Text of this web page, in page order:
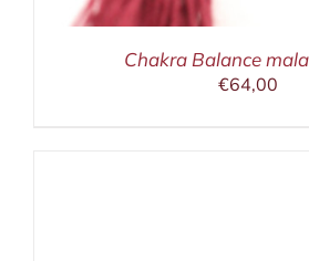
Chakra Balance
€64,00